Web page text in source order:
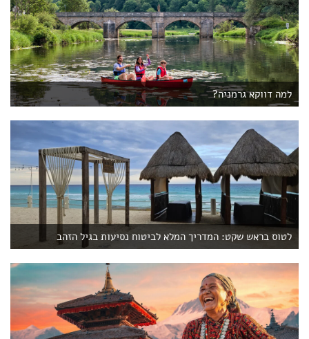
למה דווקא גרמניה?
לטוס בראש שקט: המדריך המלא לביטוח נסיעות בגיל הזהב